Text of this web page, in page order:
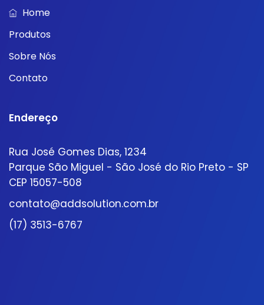
Home
Produtos
Sobre Nós
Contato
Endereço
Rua José Gomes Dias, 1234
Parque São Miguel - São José do Rio Preto - SP
CEP 15057-508
contato@addsolution.com.br
(17) 3513-6767